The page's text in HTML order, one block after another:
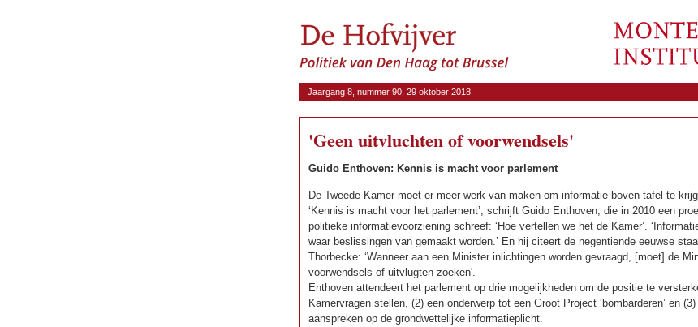
Jaargang 8, nummer 90, 29 oktober 2018
'Geen uitvluchten of voorwendsels'
Guido Enthoven: Kennis is macht voor parlement
De Tweede Kamer moet er meer werk van maken om informatie boven tafel te
‘Kennis is macht voor het parlement’, schrijft Guido Enthoven, die in 2010 een
politieke informatievoorziening schreef: ‘Hoe vertellen we het de Kamer’.
waar beslissingen van gemaakt worden.’ En hij citeert de negentiende eeuwse
Thorbecke: ‘Wanneer aan een Minister inlichtingen worden gevraagd, [moet] de
voorwendsels of uitvlugten zoeken'.
Enthoven attendeert het parlement op drie mogelijkheden om de positie te
Kamervragen stellen, (2) een onderwerp tot een Groot Project ‘bombarderen’ en
aanspreken op de grondwettelijke informatieplicht.